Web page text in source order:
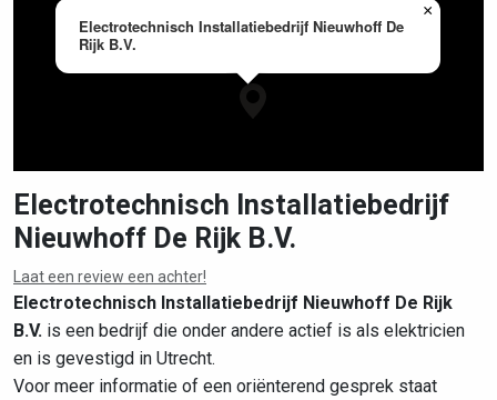
Electrotechnisch Installatiebedrijf Nieuwhoff De
Rijk B.V.
×
Electrotechnisch Installatiebedrijf
Nieuwhoff De Rijk B.V.
Laat een review een achter!
Electrotechnisch Installatiebedrijf Nieuwhoff De Rijk
B.V. is een bedrijf die onder andere actief is als elektricien
en is gevestigd in Utrecht.
Voor meer informatie of een oriënterend gesprek staat